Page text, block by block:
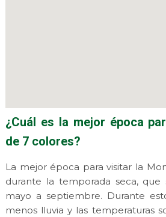
¿Cuál es la mejor época
de 7 colores?
La mejor época para visitar la
durante la temporada seca, que
mayo a septiembre. Durante
menos lluvia y las temperaturas